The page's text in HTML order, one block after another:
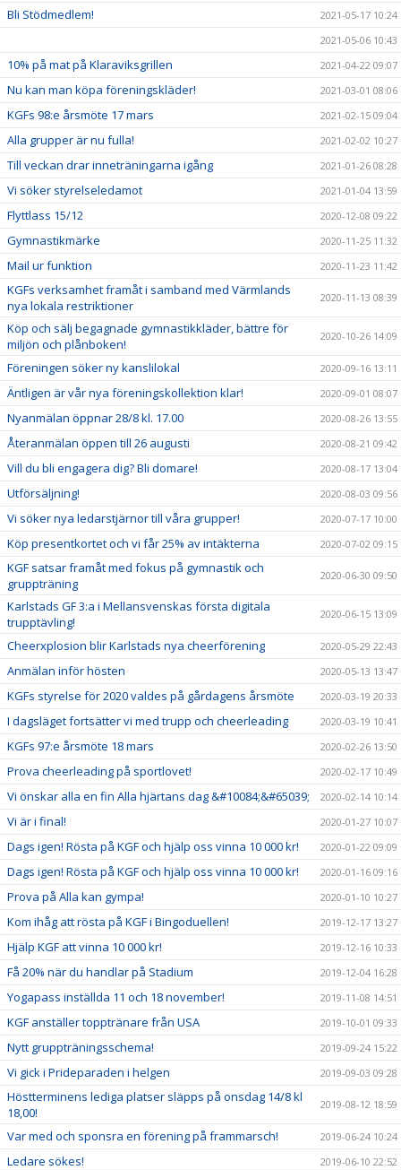
Bli Stödmedlem!
2021-05-17 10:24
2021-05-06 10:43
10% på mat på Klaraviksgrillen 2021-04-22 09:07
Nu kan man köpa föreningskläder! 2021-03-01 08:06
KGFs 98:e årsmöte 17 mars 2021-02-15 09:04
Alla grupper är nu fulla! 2021-02-02 10:27
Till veckan drar inneträningarna igång 2021-01-26 08:28
Vi söker styrelseledamot 2021-01-04 13:59
Flyttlass 15/12 2020-12-08 09:22
Gymnastikmärke 2020-11-25 11:32
Mail ur funktion 2020-11-23 11:42
KGFs verksamhet framåt i samband med Värmlands
nya lokala restriktioner
2020-11-13 08:39
Köp och sälj begagnade gymnastikkläder, bättre för
miljön och plånboken!
2020-10-26 14:09
Föreningen söker ny kanslilokal 2020-09-16 13:11
Äntligen är vår nya föreningskollektion klar! 2020-09-01 08:07
Nyanmälan öppnar 28/8 kl. 17.00 2020-08-26 13:55
Återanmälan öppen till 26 augusti 2020-08-21 09:42
Vill du bli engagera dig? Bli domare! 2020-08-17 13:04
Utförsäljning! 2020-08-03 09:56
Vi söker nya ledarstjärnor till våra grupper! 2020-07-17 10:00
Köp presentkortet och vi får 25% av intäkterna 2020-07-02 09:15
KGF satsar framåt med fokus på gymnastik och
gruppträning
2020-06-30 09:50
Karlstads GF 3:a i Mellansvenskas första digitala
trupptävling!
2020-06-15 13:09
Cheerxplosion blir Karlstads nya cheerförening 2020-05-29 22:43
Anmälan inför hösten 2020-05-13 13:47
KGFs styrelse för 2020 valdes på gårdagens årsmöte 2020-03-19 20:33
I dagsläget fortsätter vi med trupp och cheerleading 2020-03-19 10:41
KGFs 97:e årsmöte 18 mars 2020-02-26 13:50
Prova cheerleading på sportlovet! 2020-02-17 10:49
Vi önskar alla en fin Alla hjärtans dag &#10084;&#65039; 2020-02-14 10:14
Vi är i final! 2020-01-27 10:07
Dags igen! Rösta på KGF och hjälp oss vinna 10 000 kr! 2020-01-22 09:09
Dags igen! Rösta på KGF och hjälp oss vinna 10 000 kr! 2020-01-16 09:16
Prova på Alla kan gympa! 2020-01-10 10:27
Kom ihåg att rösta på KGF i Bingoduellen! 2019-12-17 13:27
Hjälp KGF att vinna 10 000 kr! 2019-12-16 10:33
Få 20% när du handlar på Stadium 2019-12-04 16:28
Yogapass inställda 11 och 18 november! 2019-11-08 14:51
KGF anställer topptränare från USA 2019-10-01 09:33
Nytt gruppträningsschema! 2019-09-24 15:22
Vi gick i Prideparaden i helgen 2019-09-03 09:28
Höstterminens lediga platser släpps på onsdag 14/8 kl
18,00!
2019-08-12 18:59
Var med och sponsra en förening på frammarsch! 2019-06-24 10:24
Ledare sökes! 2019-06-10 22:52